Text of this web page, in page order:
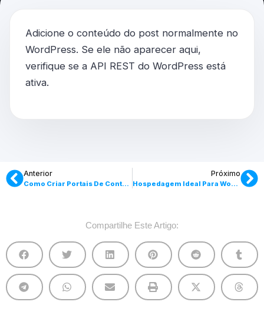
Adicione o conteúdo do post normalmente no
WordPress. Se ele não aparecer aqui,
verifique se a API REST do WordPress está
ativa.
Anterior
Como Criar Portais De Conteúdo Em WordPress
Próximo
Hospedagem Ideal Para WordPress
Compartilhe Este Artigo: